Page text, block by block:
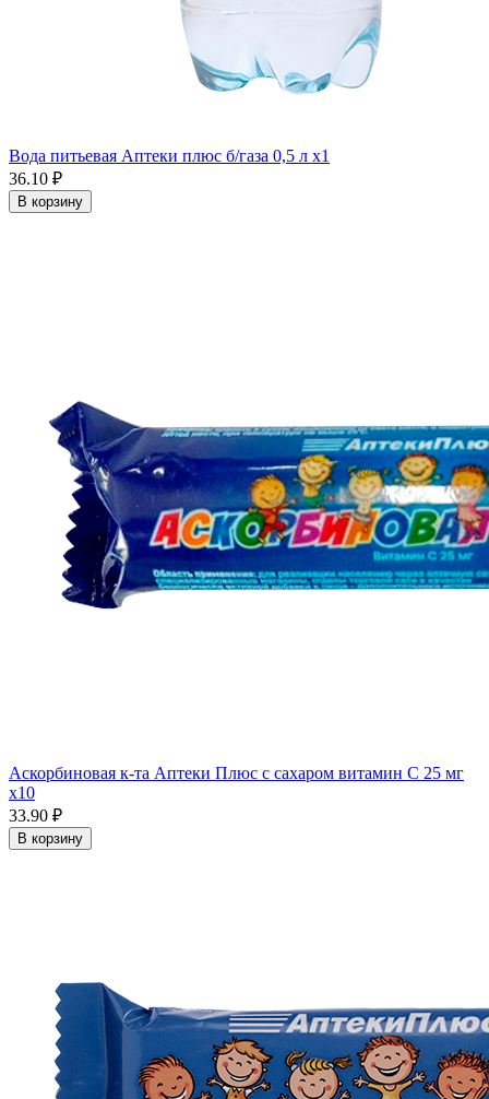
Вода питьевая Аптеки плюс б/газа 0,5 л x1
36.10 ₽
В корзину
Аскорбиновая к-та Аптеки Плюс с сахаром витамин С 25 мг
x10
33.90 ₽
В корзину